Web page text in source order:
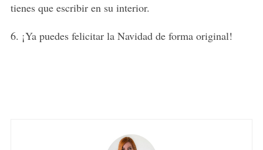
tienes que escribir en su interior.
6. ¡Ya puedes felicitar la Navidad de forma original!